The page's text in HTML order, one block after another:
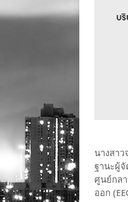
นางสา
ฐานะผู้จั
ศูนย์กล
ออก